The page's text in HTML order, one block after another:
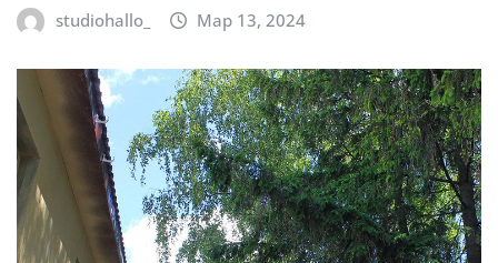
studiohallo_ Мар 13, 2024